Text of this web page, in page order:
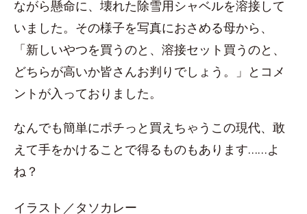
ながら懸命に、壊れた除雪用シャベルを溶接して
いました。その様子を写真におさめる母から、
「新しいやつを買うのと、溶接セット買うのと、
どちらが高いか皆さんお判りでしょう。」とコメ
ントが入っておりました。
なんでも簡単にポチっと買えちゃうこの現代、敢
えて手をかけることで得るものもあります……よ
ね？
イラスト／タソカレー